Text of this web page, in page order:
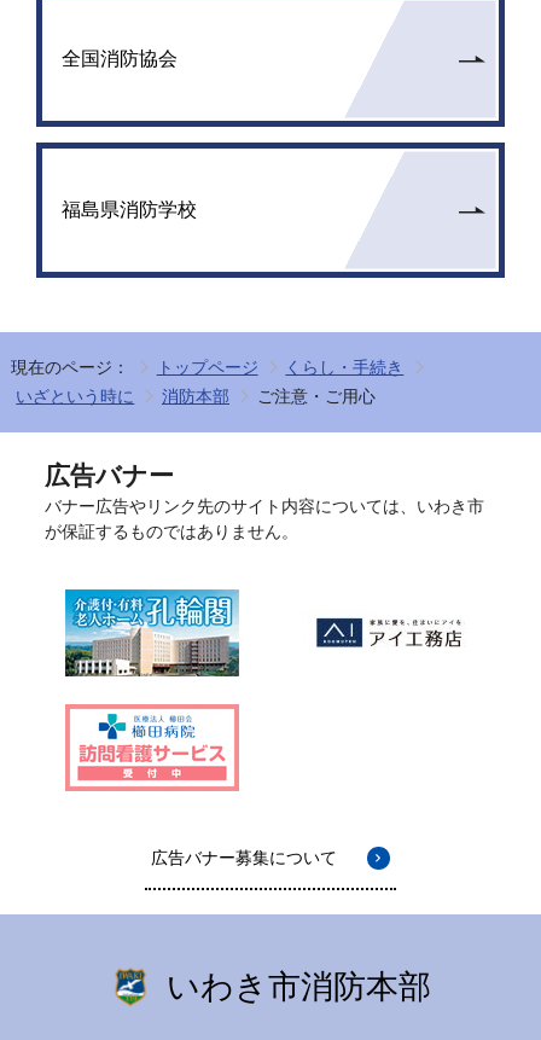
全国消防協会
福島県消防学校
現在のページ： トップページ
くらし・手続き
いざという時に
消防本部 ご注意・ご用心
広告バナー
バナー広告やリンク先のサイト内容については、いわき市
が保証するものではありません。
広告バナー募集について
いわき市消防本部